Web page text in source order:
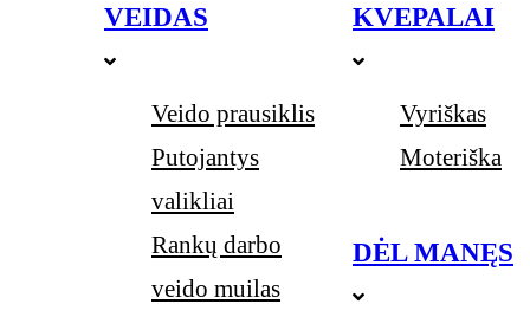
VEIDAS
Veido prausiklis
Putojantys
valikliai
Rankų darbo
veido muilas
KVEPALAI
Vyriškas
Moteriška
DĖL MANĘS